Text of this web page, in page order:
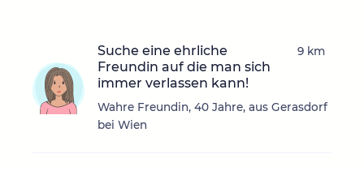
Suche eine ehrliche
Freundin auf die man sich
immer verlassen kann!
Wahre Freundin, 40 Jahre, aus Gerasdorf
bei Wien
9 km